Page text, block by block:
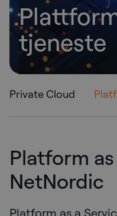
tjeneste
Private Cloud
Platform
NetNordic
Platform as a